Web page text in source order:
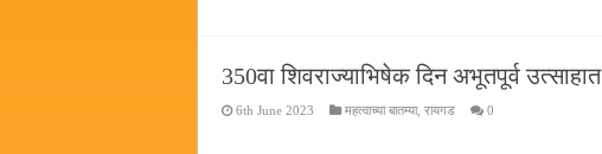
350वा शिवराज्याभिषेक दिन अभूतपूर्व उत्साहात
6th June 2023 महत्वाच्या बातम्या, रायगड 0